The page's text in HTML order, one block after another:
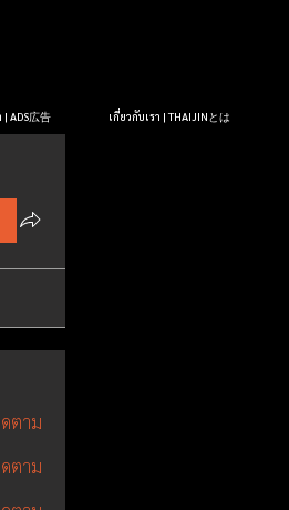
ADS広告 เกี่ยวกับเรา | THAIJINとは
ตาม
ตาม